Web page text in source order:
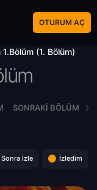
OTURUM AÇ
(1. Bölüm)
SONRAKI BÖLÜM
Sonra İzle İzledim